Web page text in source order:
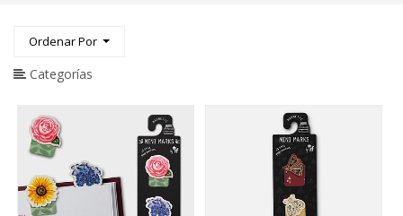
Ordenar Por
Categorías
Entretenimiento
Calendarios
Coffee
Table
Comics